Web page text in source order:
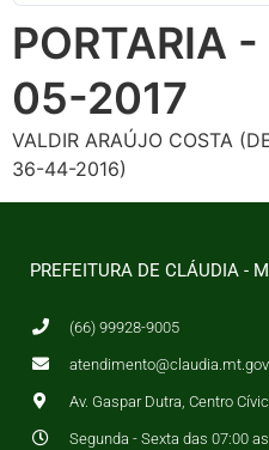
PORTARIA
05-2017
VALDIR ARAÚJO COSTA
36-44-2016)
PREFEITURA DE CLÁUDIA -
(66) 99928-9005
Av. Gaspar Dutra, Centro
Segunda - Sexta das 07:00